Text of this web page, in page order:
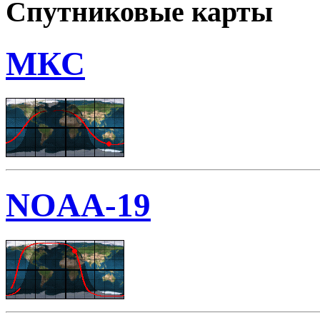
Спутниковые карты
МКС
NOAA-19